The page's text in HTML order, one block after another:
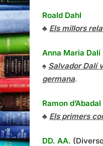
Roald Dahl
♣ Els millors
Anna Maria Dalí
♠ Salvador Dalí
germana.
Ramon d’Abadal
♣ Els primers
DD. AA.